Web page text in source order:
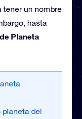
tener un nombre
hasta
Planeta
planeta del